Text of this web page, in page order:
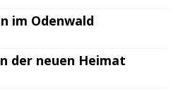
im Odenwald
der neuen Heimat